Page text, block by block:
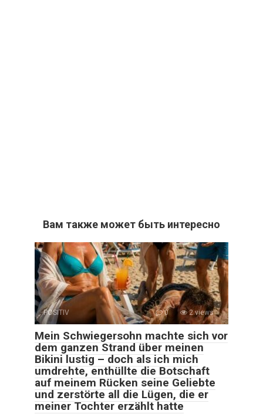
Вам также может быть интересно
POSITIV 0 2 views
Mein Schwiegersohn machte sich vor
dem ganzen Strand über meinen
Bikini lustig – doch als ich mich
umdrehte, enthüllte die Botschaft
auf meinem Rücken seine Geliebte
und zerstörte all die Lügen, die er
meiner Tochter erzählt hatte